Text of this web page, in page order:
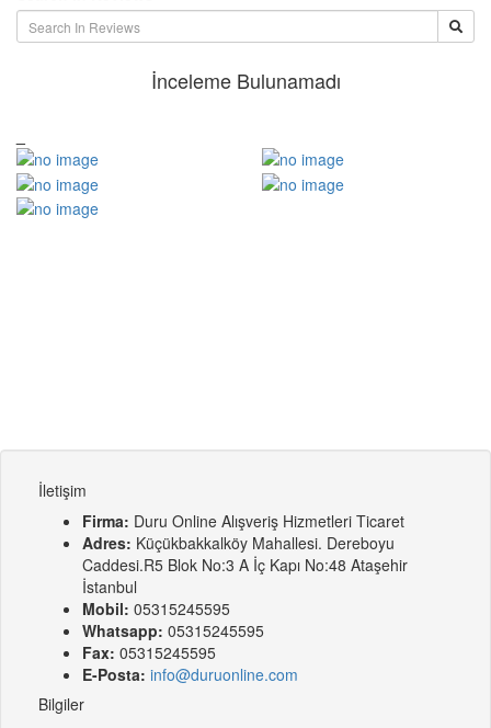
İnceleme Bulunamadı
İletişim
Firma: Duru Online Alışveriş Hizmetleri Ticaret
Adres: Küçükbakkalköy Mahallesi. Dereboyu
Caddesi.R5 Blok No:3 A İç Kapı No:48 Ataşehir
İstanbul
Mobil: 05315245595
Whatsapp: 05315245595
Fax: 05315245595
E-Posta: info@duruonline.com
Bilgiler